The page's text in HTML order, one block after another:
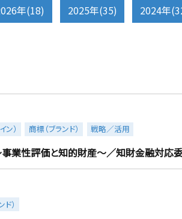
年(18) 2025年(35) 2024年
～事業性評価と知的財産～／知財金融対
ン） 商標（ブランド） 戦略／活用
）